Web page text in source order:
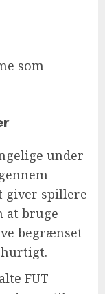
som
under
giver spillere
at bruge
begrænset
FUT-